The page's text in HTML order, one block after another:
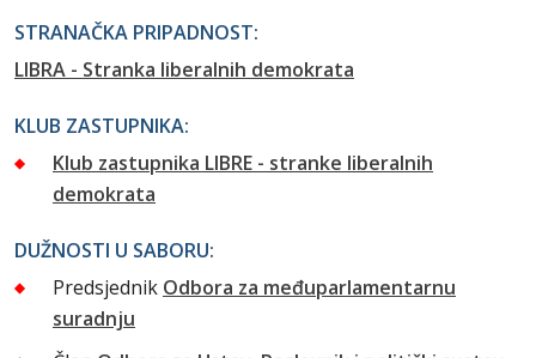
STRANAČKA PRIPADNOST:
LIBRA - Stranka liberalnih demokrata
KLUB ZASTUPNIKA:
Klub zastupnika LIBRE - stranke liberalnih
demokrata
DUŽNOSTI U SABORU:
Predsjednik Odbora za međuparlamentarnu
suradnju